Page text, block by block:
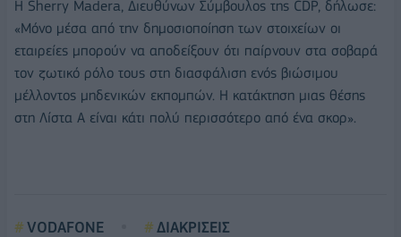
Η Sherry Madera, Διευθύνων Σύμβουλος της CDP, δήλωσε:
«Μόνο μέσα από την δημοσιοποίηση των στοιχείων οι
εταιρείες μπορούν να αποδείξουν ότι παίρνουν στα σοβαρά
τον ζωτικό ρόλο τους στη διασφάλιση ενός βιώσιμου
μέλλοντος μηδενικών εκπομπών. Η κατάκτηση μιας θέσης
στη Λίστα Α είναι κάτι πολύ περισσότερο από ένα σκορ».
VODAFONE ΔΙΑΚΡΙΣΕΙΣ